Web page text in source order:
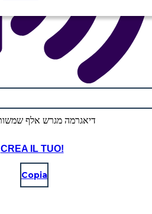
CREA IL TUO!
Copia